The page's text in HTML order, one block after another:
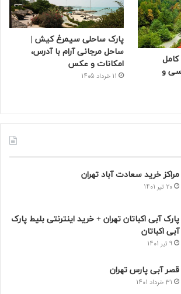
کامل
و
پارک ساحلی سیمرغ کیش |
ساحل مرجانی آرام با آدرس،
امکانات و عکس
11 خرداد 1405
مراکز خرید سعادت‌ آباد تهران
20 تیر 1401
پارک آبی اکباتان تهران + خرید اینترنتی بلیط پارک
آبی اکباتان
9 تیر 1401
قصر آبی پارس تهران
31 خرداد 1401